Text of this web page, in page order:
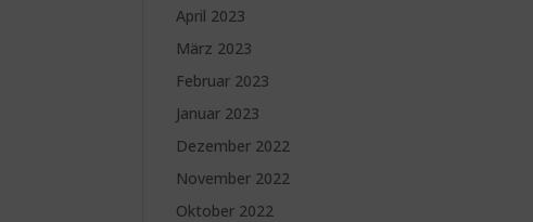
April 2023
März 2023
Februar 2023
Januar 2023
Dezember 2022
November 2022
Oktober 2022